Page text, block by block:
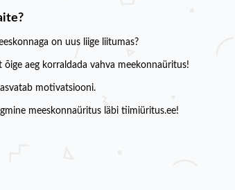
on uus liige liitumas?
aeg korraldada vahva meekonnaüritus!
motivatsiooni.
meeskonnaüritus läbi tiimiüritus.ee!